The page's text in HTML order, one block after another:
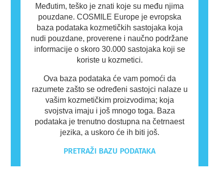
Međutim, teško je znati koje su među njima
pouzdane. COSMILE Europe je evropska
baza podataka kozmetičkih sastojaka koja
nudi pouzdane, proverene i naučno podržane
informacije o skoro 30.000 sastojaka koji se
koriste u kozmetici.
Ova baza podataka će vam pomoći da
razumete zašto se određeni sastojci nalaze u
vašim kozmetičkim proizvodima; koja
svojstva imaju i još mnogo toga. Baza
podataka je trenutno dostupna na četrnaest
jezika, a uskoro će ih biti još.
PRETRAŽI BAZU PODATAKA